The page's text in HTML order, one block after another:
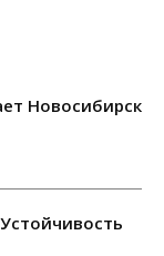
Новосибирск